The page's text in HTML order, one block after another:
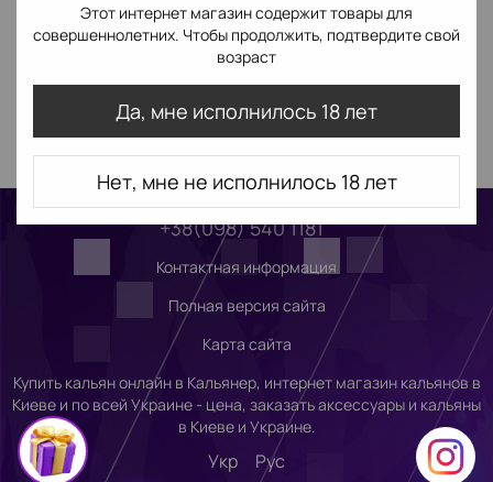
Этот интернет магазин содержит товары для
совершеннолетних. Чтобы продолжить, подтвердите свой
возраст
Да, мне исполнилось 18 лет
Нет, мне не исполнилось 18 лет
+38(098) 540 1181
Контактная информация
Полная версия сайта
Карта сайта
Купить кальян онлайн в Кальянер, интернет магазин кальянов в
Киеве и по всей Украине - цена, заказать аксессуары и кальяны
в Киеве и Украине.
Укр Рус